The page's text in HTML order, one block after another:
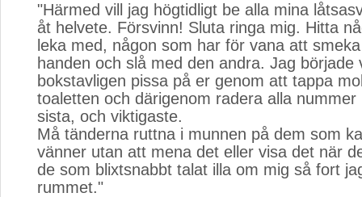
"Härmed vill jag högtidligt be alla mina
åt helvete. Försvinn! Sluta ringa mig. Hitta
leka med, någon som har för vana att
handen och slå med den andra. Jag började
bokstavligen pissa på er genom att tappa
toaletten och därigenom radera alla
sista, och viktigaste.
Må tänderna ruttna i munnen på dem som
vänner utan att mena det eller visa det när
de som blixtsnabbt talat illa om mig så fort
rummet."